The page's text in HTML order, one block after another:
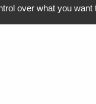
over what you want